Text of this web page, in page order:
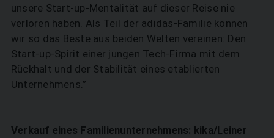
unsere Start-up-Mentalität auf dieser Reise nie
verloren haben. Als Teil der adidas-Familie können
wir so das Beste aus beiden Welten vereinen: Den
Start-up-Spirit einer jungen Tech-Firma mit dem
Rückhalt und der Stabilität eines etablierten
Unternehmens.”
Verkauf eines Familienunternehmens: kika/Leiner